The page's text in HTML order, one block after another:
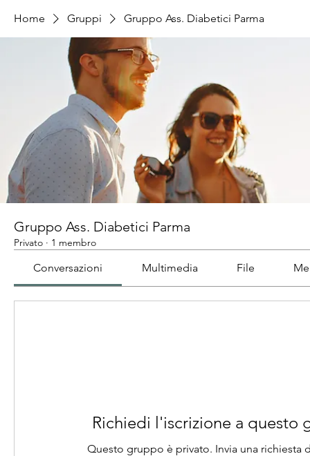
Home Gruppi Gruppo Ass. Diabetici Parma
Gruppo Ass. Diabetici Parma
Privato · 1 membro
Conversazioni Multimedia File
Richiedi l'iscrizione a questo
Questo gruppo è privato. Invia una richiesta